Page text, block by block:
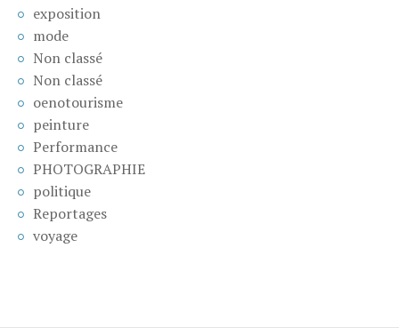
exposition
mode
Non classé
Non classé
oenotourisme
peinture
Performance
PHOTOGRAPHIE
politique
Reportages
voyage